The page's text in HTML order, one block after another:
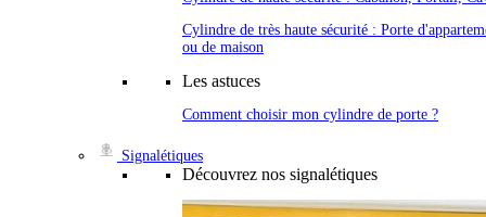
Cylindre de très haute sécurité : Porte
ou de maison
Les astuces
Comment choisir mon cylindre de porte ?
Signalétiques
Découvrez nos signalétiques